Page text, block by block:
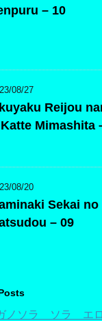
– 10
08/27
Reijou
Mimashita
08/20
Sekai
– 09
ノソラ ソラ エ